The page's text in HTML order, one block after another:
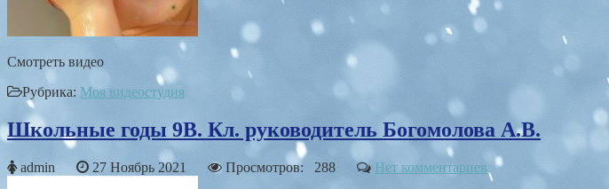
Смотреть видео
Рубрика: Моя видеостудия
Школьные годы 9В. Кл. руководитель Богомолова А.В.
admin 27 Ноябрь 2021 Просмотров: 288 Нет комментариев